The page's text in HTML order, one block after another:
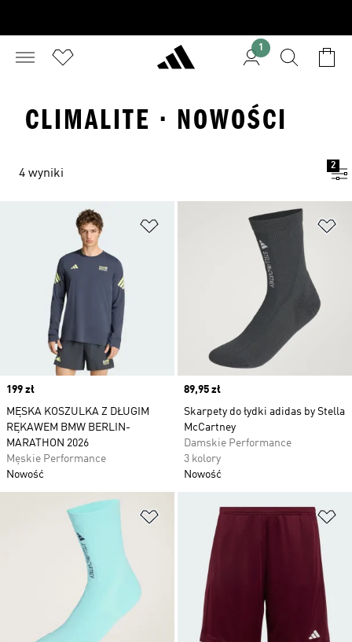
1
CLIMALITE · NOWOŚCI
4 wyniki
2
Dodaj do listy życzeń
Price
199 zł
MĘSKA KOSZULKA Z DŁUGIM
RĘKAWEM BMW BERLIN-
MARATHON 2026
Męskie Performance
Nowość
Price
89,95 zł
Skarpety do łydki adidas by Stella
McCartney
Damskie Performance
3 kolory
Nowość
Dodaj do listy życzeń